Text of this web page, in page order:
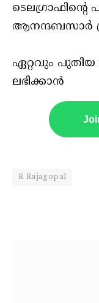
ടെലഗ്രാഫിന്റെ
ആനന്ദബസാര്‍
ഏറ്റവും പുതിയ
ലഭിക്കാൻ
R Rajagopal